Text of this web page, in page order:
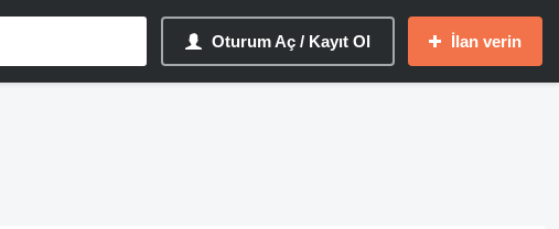
Oturum Aç / Kayıt Ol İlan verin